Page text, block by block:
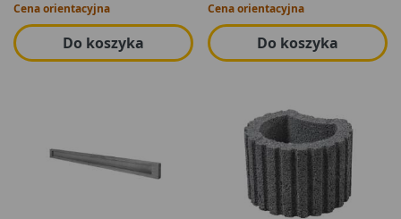
Cena orientacyjna
Do koszyka
Cena orientacyjna
Do koszyka